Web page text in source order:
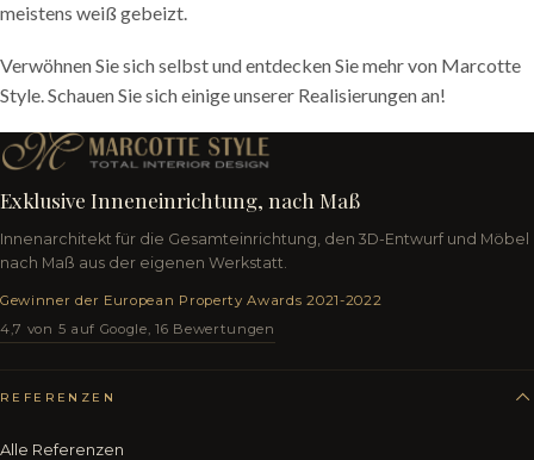
meistens weiß gebeizt.
Verwöhnen Sie sich selbst und entdecken Sie mehr von Marcotte
Style. Schauen Sie sich einige unserer Realisierungen an!
Exklusive Inneneinrichtung, nach Maß
Innenarchitekt für die Gesamteinrichtung, den 3D-Entwurf und Möbel
nach Maß aus der eigenen Werkstatt.
Gewinner der European Property Awards 2021-2022
4,7 von 5 auf Google, 16 Bewertungen
REFERENZEN
Alle Referenzen